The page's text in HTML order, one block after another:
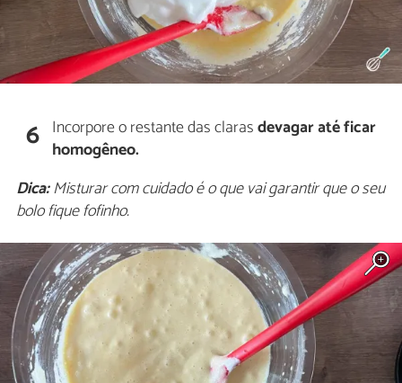
6 Incorpore o restante das clarasdevagar até ficar
homogêneo.
Dica:Misturar com cuidado é o que vai garantir que o seu
bolo fique fofinho.